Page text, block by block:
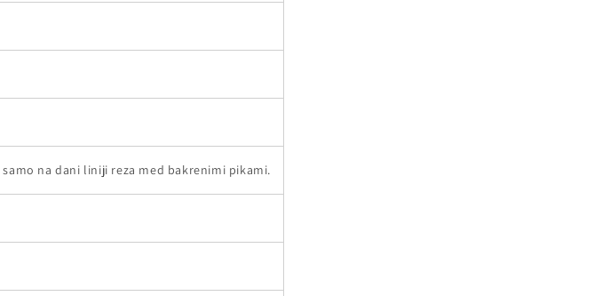
na dani liniji reza med bakrenimi pikami.